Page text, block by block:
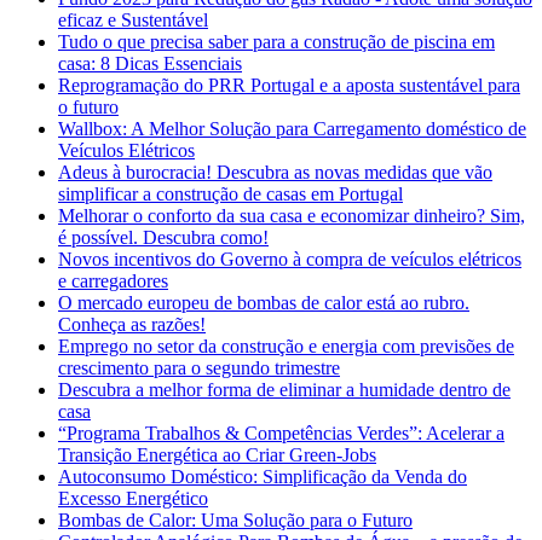
eficaz e Sustentável
Tudo o que precisa saber para a construção de piscina em
casa: 8 Dicas Essenciais
Reprogramação do PRR Portugal e a aposta sustentável para
o futuro
Wallbox: A Melhor Solução para Carregamento doméstico de
Veículos Elétricos
Adeus à burocracia! Descubra as novas medidas que vão
simplificar a construção de casas em Portugal
Melhorar o conforto da sua casa e economizar dinheiro? Sim,
é possível. Descubra como!
Novos incentivos do Governo à compra de veículos elétricos
e carregadores
O mercado europeu de bombas de calor está ao rubro.
Conheça as razões!
Emprego no setor da construção e energia com previsões de
crescimento para o segundo trimestre
Descubra a melhor forma de eliminar a humidade dentro de
casa
“Programa Trabalhos & Competências Verdes”: Acelerar a
Transição Energética ao Criar Green-Jobs
Autoconsumo Doméstico: Simplificação da Venda do
Excesso Energético
Bombas de Calor: Uma Solução para o Futuro